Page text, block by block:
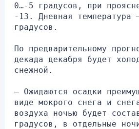
0…-5 градусов, при
-13. Дневная
градусов.
По предварительному
декада декабря будет
снежной.
— Ожидаются осадки
виде мокрого снега и
воздуха ночью будет
градусов, в отдельные